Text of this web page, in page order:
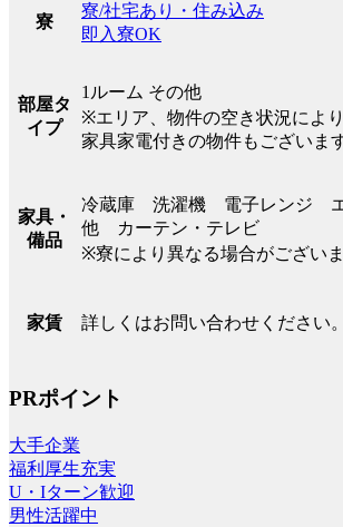
寮
寮/社宅あり・住み込み
即入寮OK
部屋タ
イプ
1ルーム その他
※エリア、物件の空き状況により
家具家電付きの物件もございま
家具・
備品
冷蔵庫 洗濯機 電子レンジ
他 カーテン・テレビ
※寮により異なる場合がございま
家賃 詳しくはお問い合わせください。
PRポイント
大手企業
福利厚生充実
U・Iターン歓迎
男性活躍中